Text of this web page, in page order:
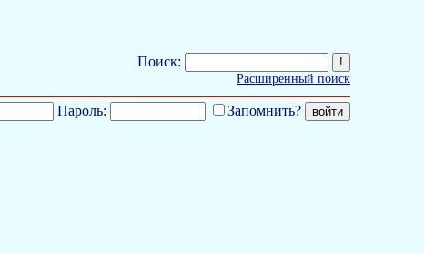
Поиск:
Расширенный поиск
Пароль: Запомнить?